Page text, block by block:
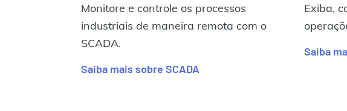
Monitore e controle os processos
industriais de maneira remota com o
SCADA.
Saiba mais sobre SCADA
Exiba,
Saiba